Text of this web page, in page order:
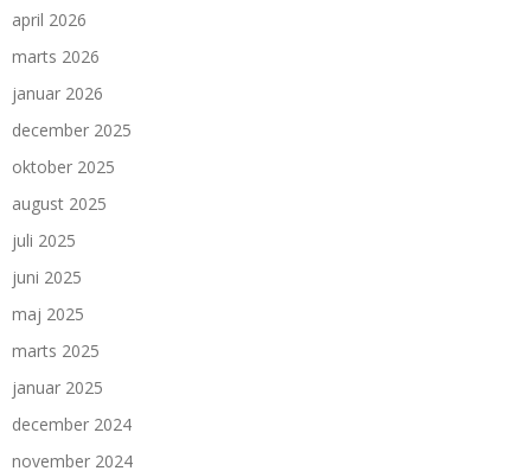
april 2026
marts 2026
januar 2026
december 2025
oktober 2025
august 2025
juli 2025
juni 2025
maj 2025
marts 2025
januar 2025
december 2024
november 2024